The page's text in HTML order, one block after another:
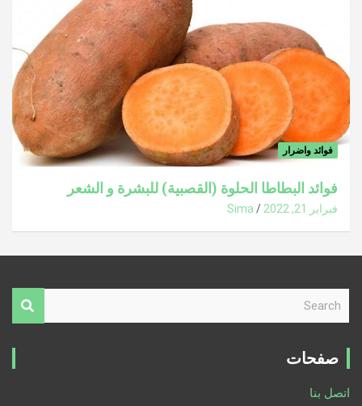
فوائد واضرار
فوائد البطاطا الحلوة (القصبية) للبشرة و الشعر
فبراير 21, 2022 Sima
r
صفحات
اتصل بنا